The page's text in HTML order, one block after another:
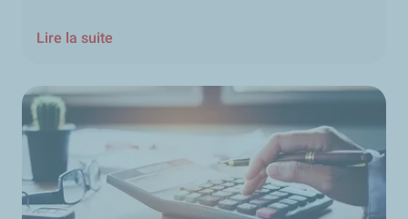
Lire la suite